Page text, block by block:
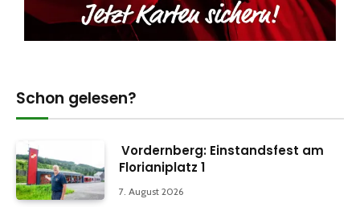
Schon gelesen?
Vordernberg: Einstandsfest am
Florianiplatz 1
7. August 2026